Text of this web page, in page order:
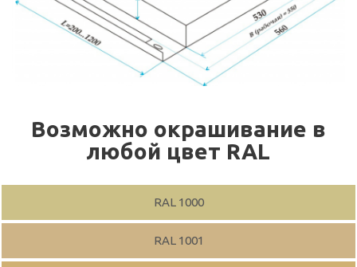
Возможно окрашивание в
любой цвет RAL
RAL 1000
RAL 1001